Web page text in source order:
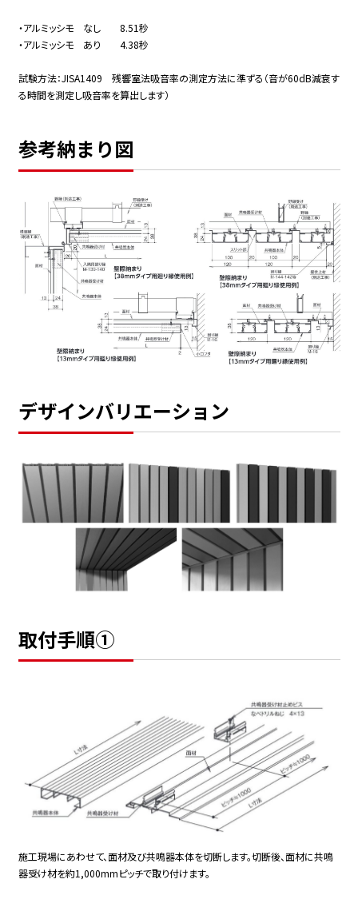
・アルミッシモ なし 8.51秒
・アルミッシモ あり 4.38秒
試験方法：JISA1409 残響室法吸音率の測定方法に準ずる（音が60dB減衰す
る時間を測定し吸音率を算出します）
参考納まり図
デザインバリエーション
取付手順➀
施工現場にあわせて、面材及び共鳴器本体を切断します。切断後、面材に共鳴
器受け材を約1,000mmピッチで取り付けます。